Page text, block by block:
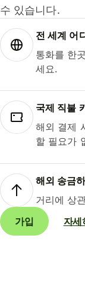
수 있습니다.
전 세계 어
통화를 한
세요.
국제 직불
해외 결제
할 필요가
해외 송금
거리에 상
가입
자세